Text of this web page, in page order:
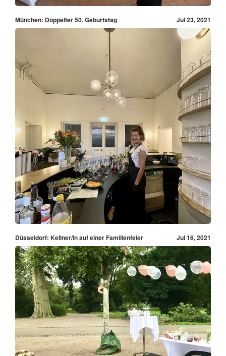
München: Doppelter 50. Geburtstag Jul 23, 2021
Düsseldorf: Kellner/in auf einer Familienfeier Jul 16, 2021